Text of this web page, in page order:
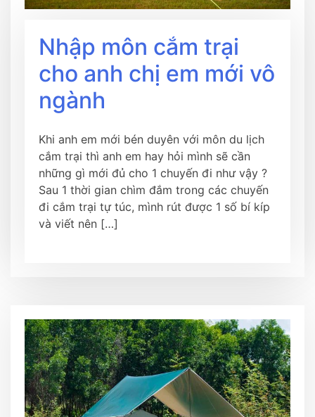
Nhập môn cắm trại
cho anh chị em mới vô
ngành
Khi anh em mới bén duyên với môn du lịch
cắm trại thì anh em hay hỏi mình sẽ cần
những gì mới đủ cho 1 chuyến đi như vậy ?
Sau 1 thời gian chìm đắm trong các chuyến
đi cắm trại tự túc, mình rút được 1 số bí kíp
và viết nên […]